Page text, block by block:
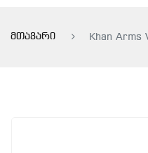
მთავარი Khan Arms